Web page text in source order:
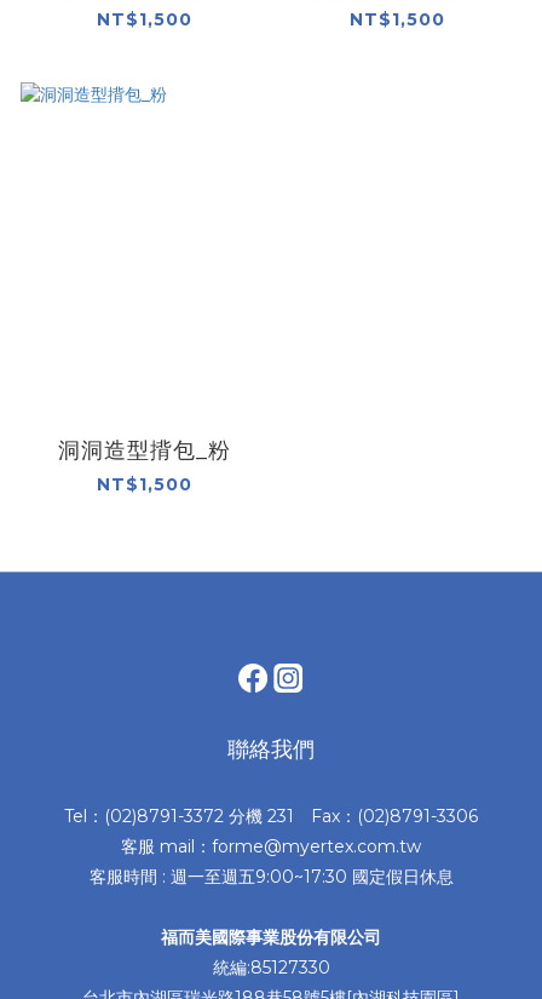
NT$1,500 NT$1,500
洞洞造型揹包_粉
NT$1,500
聯絡我們
Tel：(02)8791-3372 分機 231 Fax：(02)8791-3306
客服 mail：forme@myertex.com.tw
客服時間 : 週一至週五9:00~17:30 國定假日休息
福而美國際事業股份有限公司
統編:85127330